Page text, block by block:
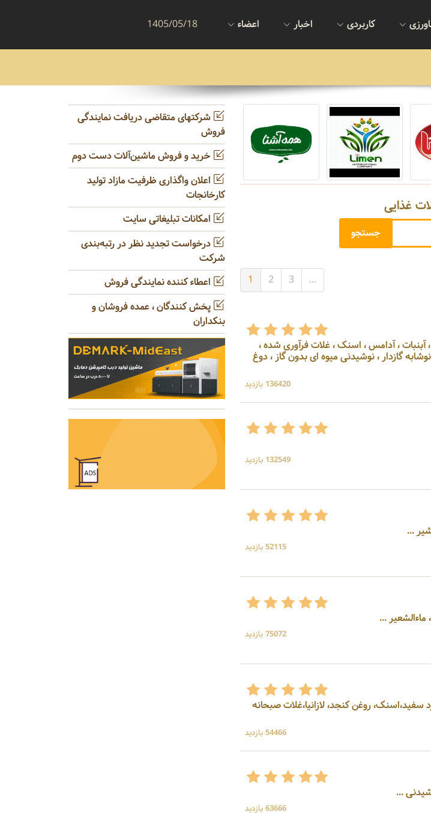
کاربردی اخبار اعضاء 1405/05/18
غذایی
1 2 3 ...
آبنبات ، آدامس ، اسنک ، غلات فرآوری شده ،
گازدار ، نوشیدنی میوه ای بدون گاز ، دوغ
136420 بازدید
132549 بازدید
...
52115 بازدید
...
75072 بازدید
سفید،اسنک، روغن کنجد، لازانیا،غلات صبحانه
54466 بازدید
...
63666 بازدید
شرکتهای متقاضی دریافت نمایندگی
فروش
خرید و فروش ماشین‌آلات دست دوم
اعلان واگذاری ظرفیت مازاد تولید
کارخانجات
امکانات تبلیغاتی سایت
درخواست تجدید نظر در رتبه‌بندی
شرکت
اعطاء کننده نمایندگی فروش
پخش کنندگان ، عمده فروشان و
بنکداران